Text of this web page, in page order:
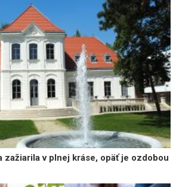
zažiarila v plnej kráse, opäť je ozdobou